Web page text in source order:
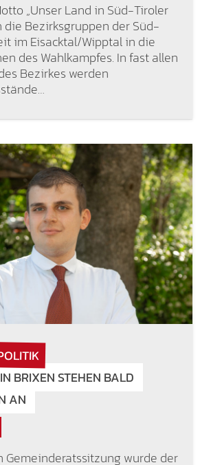
„Unser Land in Süd-Tiroler
die Bezirksgruppen der Süd-
im Eisacktal/Wipptal in die
des Wahlkampfes. In fast allen
Bezirkes werden
BRIXEN STEHEN BALD
AN
Gemeinderatssitzung wurde der